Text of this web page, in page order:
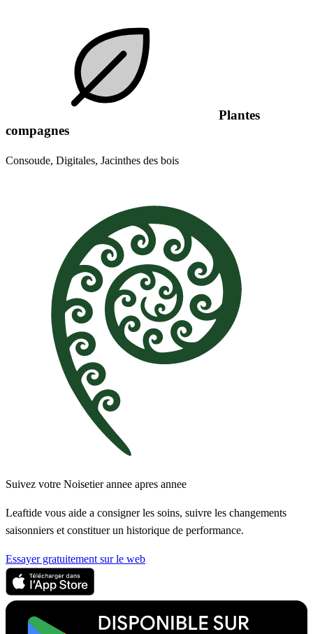
Plantes
compagnes
Consoude, Digitales, Jacinthes des bois
Suivez votre Noisetier annee apres annee
Leaftide vous aide a consigner les soins, suivre les changements
saisonniers et constituer un historique de performance.
Essayer gratuitement sur le web